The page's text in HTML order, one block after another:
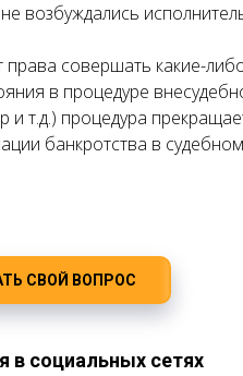
возбуждались
совершать какие-
в процедуре
и т.д.) процедура
банкротства в
СВОЙ ВОПРОС
в социальных сетях